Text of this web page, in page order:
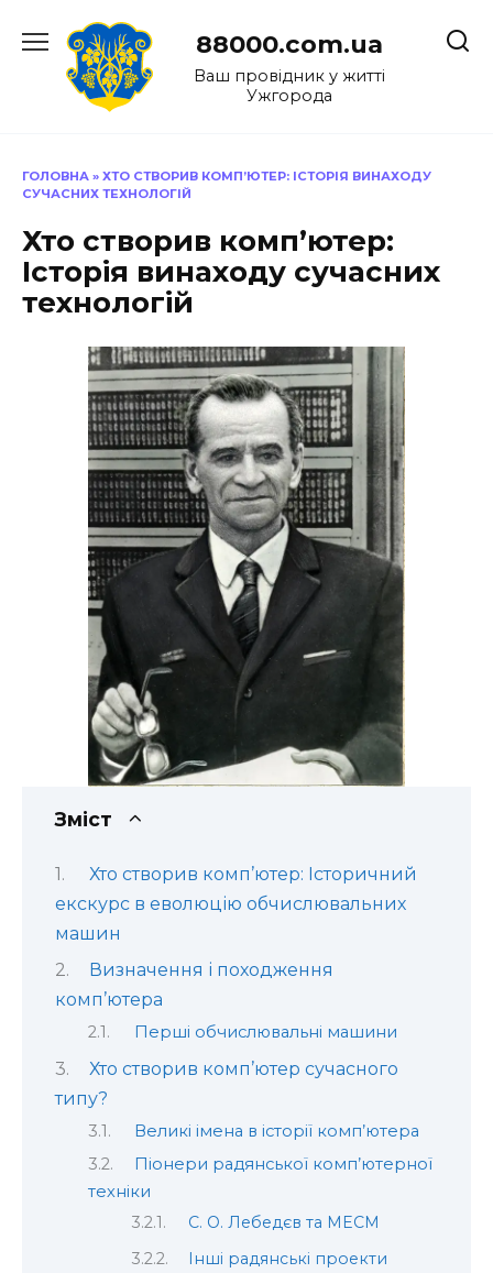
до
88000.com.ua
Ваш провідник у житті
Ужгорода
ГОЛОВНА » ХТО СТВОРИВ КОМП’ЮТЕР: ІСТОРІЯ ВИНАХОДУ
СУЧАСНИХ ТЕХНОЛОГІЙ
Хто створив комп’ютер:
Історія винаходу сучасних
технологій
Зміст
Хто створив комп’ютер: Історичний
екскурс в еволюцію обчислювальних
машин
Визначення і походження
комп’ютера
Перші обчислювальні машини
Хто створив комп’ютер сучасного
типу?
Великі імена в історії комп’ютера
Піонери радянської комп’ютерної
техніки
С. О. Лебедєв та МЕСМ
Інші радянські проекти